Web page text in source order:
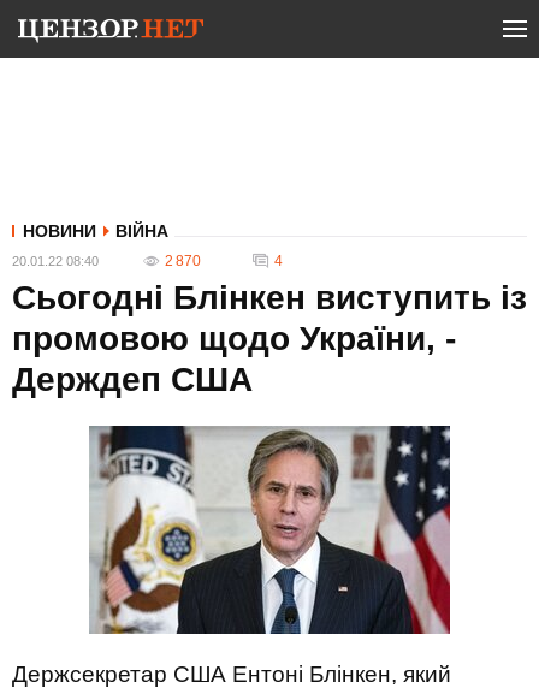
НОВИНИ ВІЙНА
20.01.22 08:40 2 870 4
Сьогодні Блінкен виступить із
промовою щодо України, -
Держдеп США
Держсекретар США Ентоні Блінкен, який